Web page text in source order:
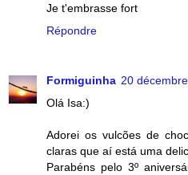
Je t'embrasse fort
Répondre
Formiguinha 20
Olá Isa:)
Adorei os vulcões de
claras que aí está uma
Parabéns pelo 3º